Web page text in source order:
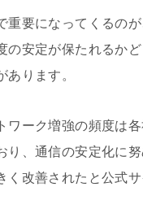
重要になってくるの
の安定が保たれるか
あります。
ワーク増強の頻度は
り、通信の安定化に
く改善されたと公式